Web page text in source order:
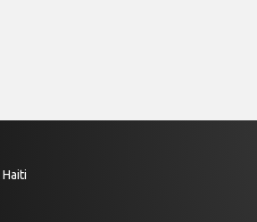
Haiti